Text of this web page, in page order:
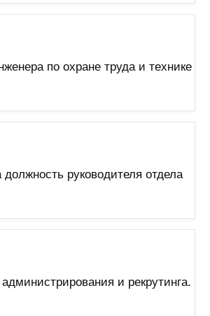
по охране труда и технике
руководителя отдела
и рекрутинга.